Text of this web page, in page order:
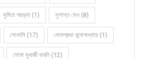
সুমিতা পয়ড়্যা (1) সুশান্ত সেন (8)
সোনালি (17) সোমপ্রভা বন্দোপাধ্যায় (1)
সোমা মুখার্জী বাবলি (12)